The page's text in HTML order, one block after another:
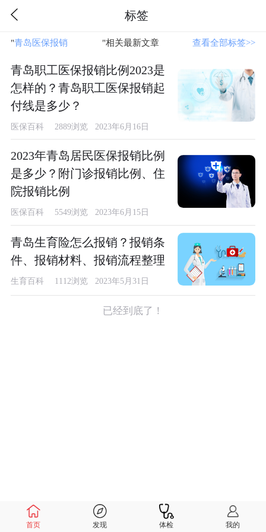
标签
"青岛医保报销 "相关最新文章 查看全部标签>>
青岛职工医保报销比例2023是
怎样的？青岛职工医保报销起
付线是多少？
医保百科 2889浏览 2023年6月16日
2023年青岛居民医保报销比例
是多少？附门诊报销比例、住
院报销比例
医保百科 5549浏览 2023年6月15日
青岛生育险怎么报销？报销条
件、报销材料、报销流程整理
生育百科 1112浏览 2023年5月31日
已经到底了！
首页 发现 体检 我的